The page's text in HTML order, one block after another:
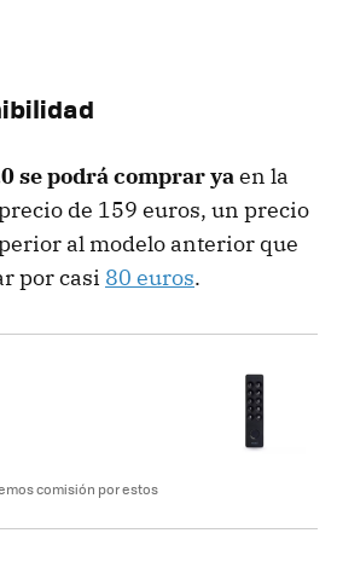
se podrá comprar yaen la
de 159 euros, un precio
al modelo anterior que
por casi 80 euros.
comisión por estos